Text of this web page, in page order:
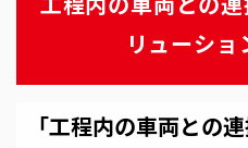
リューショ
「工程内の車両との